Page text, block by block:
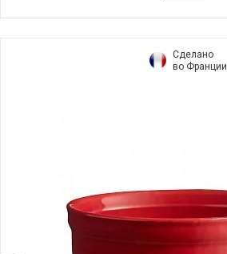
Сделано
во Франции